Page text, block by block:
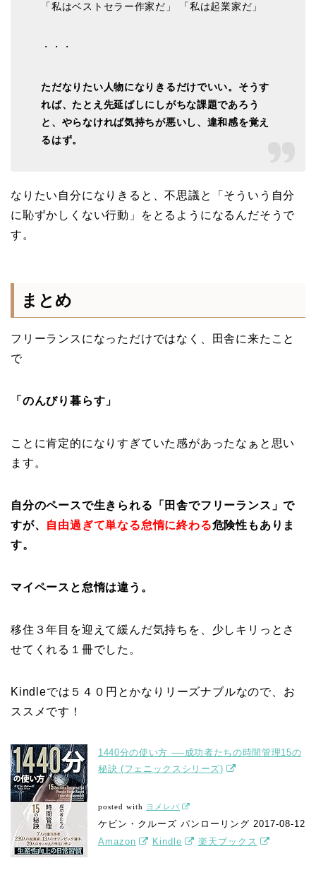
「私はベストセラー作家だ」 「私は起業家だ」
・・・
ただなりたい人物になりきるだけでいい。そうす
れば、たとえ先延ばしにしがちな課題であろう
と、やらなければ気持ちが悪いし、違和感を覚え
るはず。
なりたい自分になりきると、不思議と「そういう自分
に恥ずかしくない行動」をとるようになるんだそうで
す。
まとめ
フリーランスになっただけではなく、田舎に来たこと
で
「のんびり暮らす」
ことに肯定的になりすぎていた感があったなぁと思い
ます。
自分のペースで生きられる「田舎でフリーランス」で
すが、 自由過ぎて単なる怠惰に終わる危険性もありま
す。
マイペースと怠惰は違う。
移住３年目を迎えて緩んだ気持ちを、少しキリっとさ
せてくれる１冊でした。
Kindleでは５４０円とかなりリーズナブルなので、お
ススメです！
1440分の使い方 ──成功者たちの時間管理15の
秘訣 (フェニックスシリーズ)
posted with ヨメレバ
ケビン・クルーズ パンローリング 2017-08-12
Amazon
Kindle 楽天ブックス